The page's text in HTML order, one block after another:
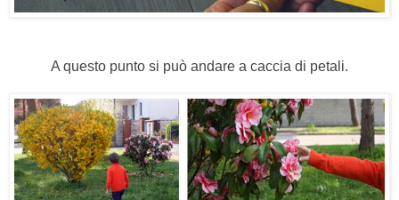
A questo punto si può andare a caccia di petali.